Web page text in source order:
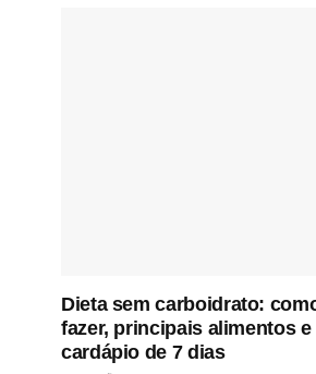
Dieta sem carboidrato:
fazer, principais alimentos e
cardápio de 7 dias